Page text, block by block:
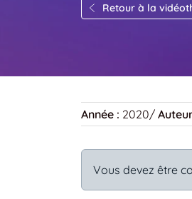
Retour à la
Année : 2020/
Vous devez être